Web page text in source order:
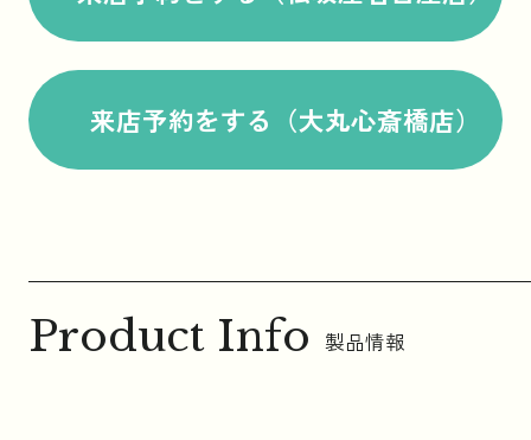
来店予約をする（大丸心斎橋店）
Product Info 製品情報